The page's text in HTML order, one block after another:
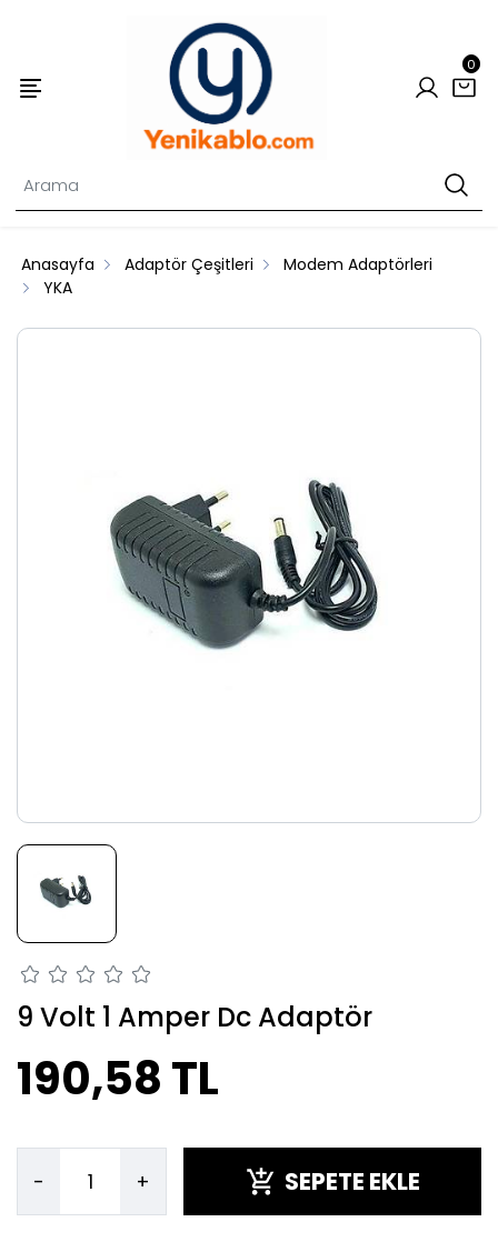
0
Anasayfa Adaptör Çeşitleri
Modem Adaptörleri
YKA
9 Volt 1 Amper Dc Adaptör
190,58 TL
- + SEPETE EKLE